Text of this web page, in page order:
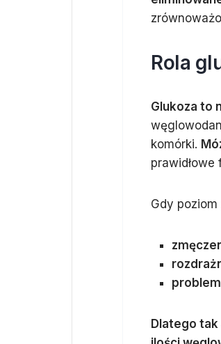
Rola
Glukoza to
komórki.
Gdy
Dlatego